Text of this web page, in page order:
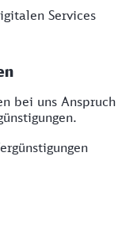
Services
bei uns Anspruch